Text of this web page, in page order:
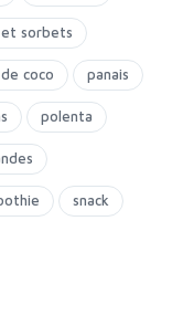
et sorbets
coco panais
polenta
snack